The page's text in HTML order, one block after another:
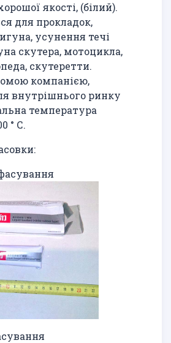
якості, (білий).
для прокладок,
усунення течі
скутера, мотоцикла,
скутеретти.
компанією,
внутрішнього ринку
температура
° С.